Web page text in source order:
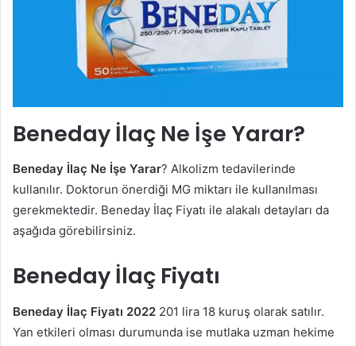
Beneday İlaç Ne İşe Yarar?
Beneday İlaç Ne İşe Yarar? Alkolizm tedavilerinde
kullanılır. Doktorun önerdiği MG miktarı ile kullanılması
gerekmektedir. Beneday İlaç Fiyatı ile alakalı detayları da
aşağıda görebilirsiniz.
Beneday İlaç Fiyatı
Beneday İlaç Fiyatı 2022 201 lira 18 kuruş olarak satılır.
Yan etkileri olması durumunda ise mutlaka uzman hekime